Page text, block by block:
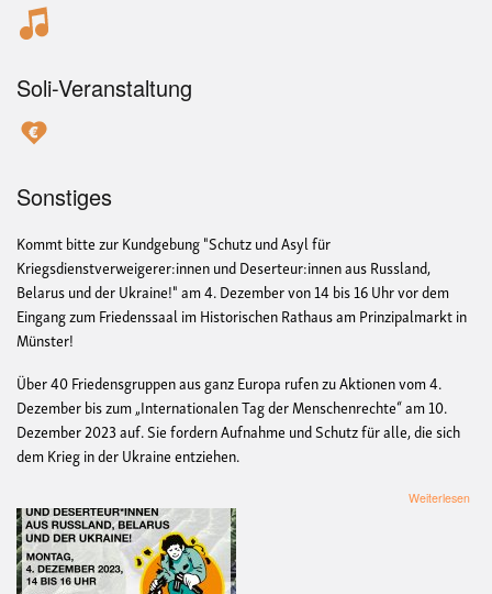
Soli-Veranstaltung
Sonstiges
Kommt bitte zur Kundgebung "Schutz und Asyl für
Kriegsdienstverweigerer:innen und Deserteur:innen aus Russland,
Belarus und der Ukraine!" am 4. Dezember von 14 bis 16 Uhr vor dem
Eingang zum Friedenssaal im Historischen Rathaus am Prinzipalmarkt in
Münster!
Über 40 Friedensgruppen aus ganz Europa rufen zu Aktionen vom 4.
Dezember bis zum „Internationalen Tag der Menschenrechte“ am 10.
Dezember 2023 auf. Sie fordern Aufnahme und Schutz für alle, die sich
dem Krieg in der Ukraine entziehen.
Weiterlesen